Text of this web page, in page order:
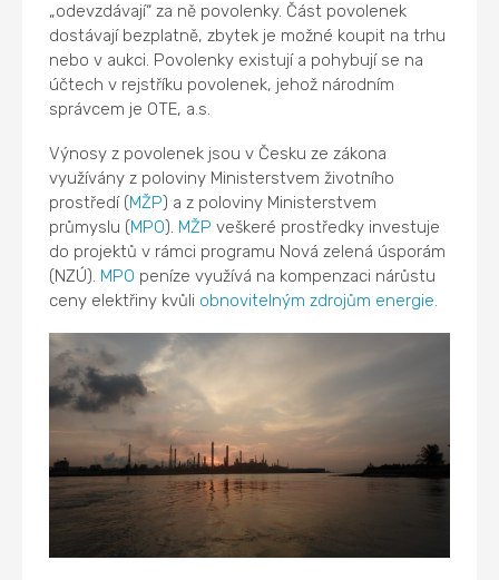
„odevzdávají“ za ně povolenky. Část povolenek
dostávají bezplatně, zbytek je možné koupit na trhu
nebo v aukci. Povolenky existují a pohybují se na
účtech v rejstříku povolenek, jehož národním
správcem je OTE, a.s.
Výnosy z povolenek jsou v Česku ze zákona
využívány z poloviny Ministerstvem životního
prostředí ( MŽP) a z poloviny Ministerstvem
průmyslu ( MPO). MŽP veškeré prostředky investuje
do projektů v rámci programu Nová zelená úsporám
(NZÚ). MPO peníze využívá na kompenzaci nárůstu
ceny elektřiny kvůli obnovitelným zdrojům energie.